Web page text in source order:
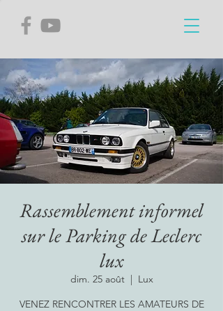
Rassemblement informel
sur le Parking de Leclerc
lux
dim. 25 août
  |
Lux
VENEZ RENCONTRER LES AMATEURS DE